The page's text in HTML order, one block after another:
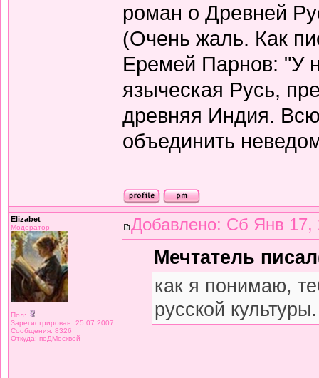
роман о Древней
(Очень жаль. Как
Еремей Парнов: "У
языческая Русь,
древняя Индия.
объединить
Elizabet
Модератор
Пол:
Зарегистрирован: 25.07.2007
Сообщения: 8326
Откуда: поДМосквой
Добавлено: Сб Янв 17,
Мечтатель
как я понимаю,
русской культуры.